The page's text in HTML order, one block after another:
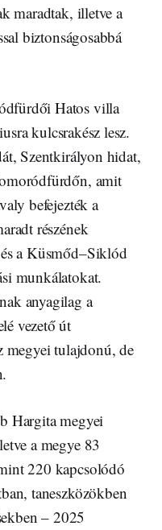
maradtak, illetve a
biztonságosabbá
Hatos villa
kulcsrakész lesz.
Szentkirályon hidat,
amit
befejezték a
részének
a Küsmőd–Siklód
munkálatokat.
anyagilag a
vezető út
megyei tulajdonú, de
Hargita megyei
a megye 83
220 kapcsolódó
taneszközökben
– 2025